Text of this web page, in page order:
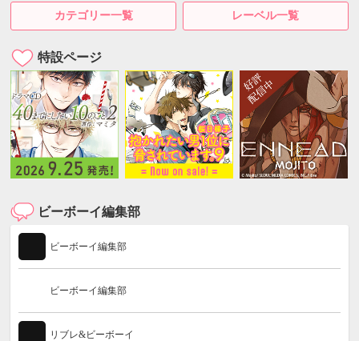
カテゴリー一覧 レーベル一覧
特設ページ
ビーボーイ編集部
ビーボーイ編集部
ビーボーイ編集部
リブレ&ビーボーイ